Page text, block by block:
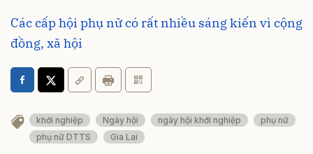
Các cấp hội phụ nữ có rất nhiều sáng kiến vì cộng
đồng, xã hội
khởi nghiệp Ngày hội ngày hội khởi nghiệp
phụ nữ
phụ nữ DTTS
Gia Lai